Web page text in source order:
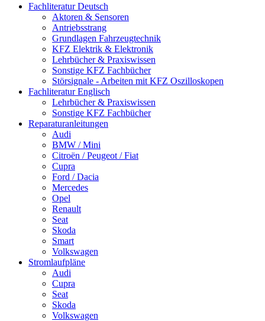
Fachliteratur Deutsch
Aktoren & Sensoren
Antriebsstrang
Grundlagen Fahrzeugtechnik
KFZ Elektrik & Elektronik
Lehrbücher & Praxiswissen
Sonstige KFZ Fachbücher
Störsignale - Arbeiten mit KFZ Oszilloskopen
Fachliteratur Englisch
Lehrbücher & Praxiswissen
Sonstige KFZ Fachbücher
Reparaturanleitungen
Audi
BMW / Mini
Citroën / Peugeot / Fiat
Cupra
Ford / Dacia
Mercedes
Opel
Renault
Seat
Skoda
Smart
Volkswagen
Stromlaufpläne
Audi
Cupra
Seat
Skoda
Volkswagen